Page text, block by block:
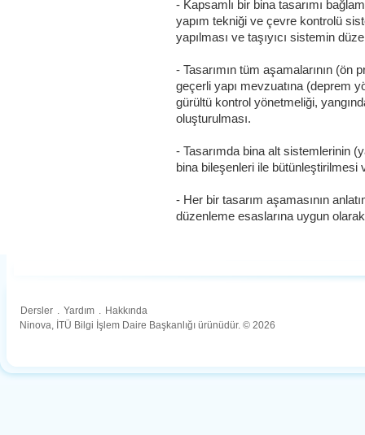
- Kapsamlı bir bina tasarımı
yapım tekniği ve çevre kontrolü
yapılması ve taşıyıcı sistemin
- Tasarımın tüm aşamalarının
geçerli yapı mevzuatına (deprem
gürültü kontrol yönetmeliği,
oluşturulması.
- Tasarımda bina alt sistemlerinin
bina bileşenleri ile bütünleştirilmesi
- Her bir tasarım aşamasının
düzenleme esaslarına uygun olarak
Dersler . Yardım . Hakkında
Ninova, İTÜ Bilgi İşlem Daire Başkanlığı ürünüdür. © 2026